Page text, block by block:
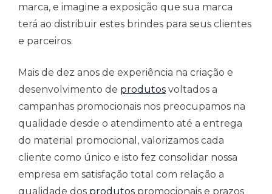
marca, e imagine a exposição que sua marca
terá ao distribuir estes brindes para seus clientes
e parceiros.
Mais de dez anos de experiência na criação e
desenvolvimento de produtos voltados a
campanhas promocionais nos preocupamos na
qualidade desde o atendimento até a entrega
do material promocional, valorizamos cada
cliente como único e isto fez consolidar nossa
empresa em satisfação total com relação a
qualidade dos produtos promocionais e prazos